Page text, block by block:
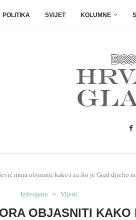
POLITIKA SVIJET KOLUMNE
mora objasniti kako i za što je Grad dijelio
Izdvojeno Vijesti
OBJASNITI